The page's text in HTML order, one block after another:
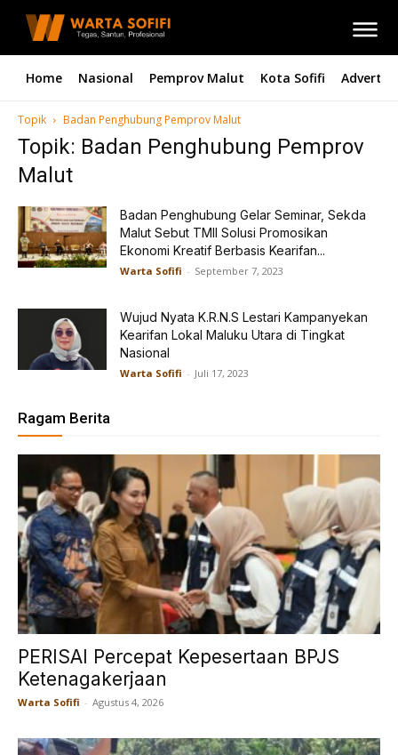
Home Nasional Pemprov Malut Kota Sofifi
Topik Badan Penghubung Pemprov Malut
Topik: Badan Penghubung Pemprov
Malut
Badan Penghubung Gelar Seminar, Sekda
Malut Sebut TMII Solusi Promosikan
Ekonomi Kreatif Berbasis Kearifan...
Warta Sofifi - September 7, 2023
Wujud Nyata K.R.N.S Lestari Kampanyekan
Kearifan Lokal Maluku Utara di Tingkat
Nasional
Warta Sofifi - Juli 17, 2023
Ragam Berita
PERISAI Percepat Kepesertaan BPJS
Ketenagakerjaan
Warta Sofifi - Agustus 4, 2026